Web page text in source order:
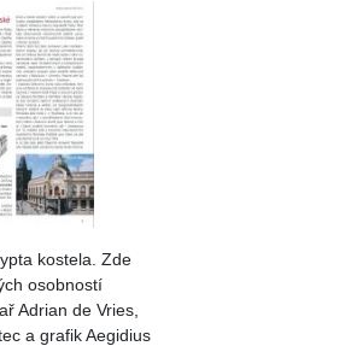
kostela. Zde
osobností
Adrian de Vries,
a grafik Aegidius